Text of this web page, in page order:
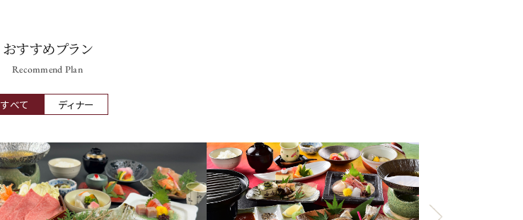
おすすめプラン
Recommend Plan
すべて ディナー